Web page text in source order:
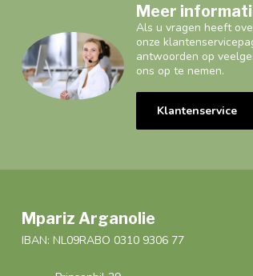
Meer
Als u vragen heeft
onze
antwoorden op
ons op te nemen.
Klantenservice
Mpariz Arganolie
IBAN: NL09RABO 0310 9306 77